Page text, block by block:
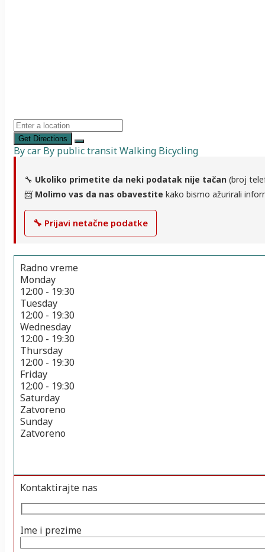
Get Directions
By car By public transitWalking Bicycling
🔧 Ukoliko primetite da neki podatak nije tačan (broj
📨 Molimo vas da nas obavestite kako bismo ažurirali
🔧 Prijavi netačne podatke
Radno vreme
Monday
12:00 - 19:30
Tuesday
12:00 - 19:30
Wednesday
12:00 - 19:30
Thursday
12:00 - 19:30
Friday
12:00 - 19:30
Saturday
Zatvoreno
Sunday
Zatvoreno
Kontaktirajte nas
Ime i prezime